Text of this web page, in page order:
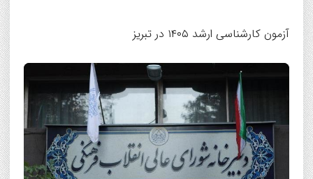
آزمون کارشناسی ارشد ۱۴۰۵ در تبریز